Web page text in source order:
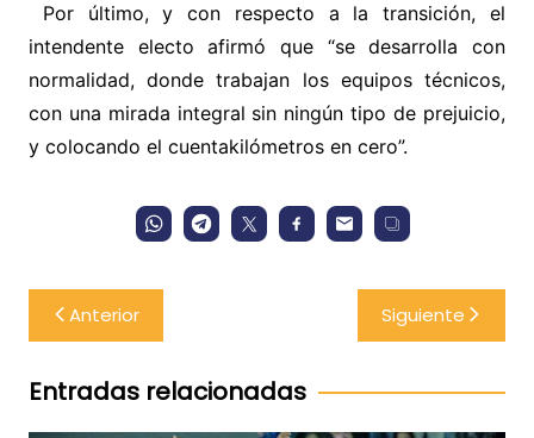
Por último, y con respecto a la transición, el
intendente electo afirmó que “se desarrolla con
normalidad, donde trabajan los equipos técnicos,
con una mirada integral sin ningún tipo de prejuicio,
y colocando el cuentakilómetros en cero”.
Navegación
de
entradas
Anterior Siguiente
Entradas relacionadas